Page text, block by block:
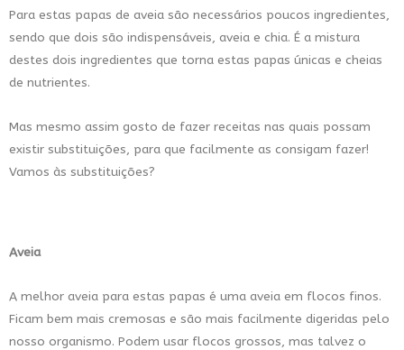
Para estas papas de aveia são necessários poucos ingredientes,
sendo que dois são indispensáveis, aveia e chia. É a mistura
destes dois ingredientes que torna estas papas únicas e cheias
de nutrientes.
Mas mesmo assim gosto de fazer receitas nas quais possam
existir substituições, para que facilmente as consigam fazer!
Vamos às substituições?
Aveia
A melhor aveia para estas papas é uma aveia em flocos finos.
Ficam bem mais cremosas e são mais facilmente digeridas pelo
nosso organismo. Podem usar flocos grossos, mas talvez o